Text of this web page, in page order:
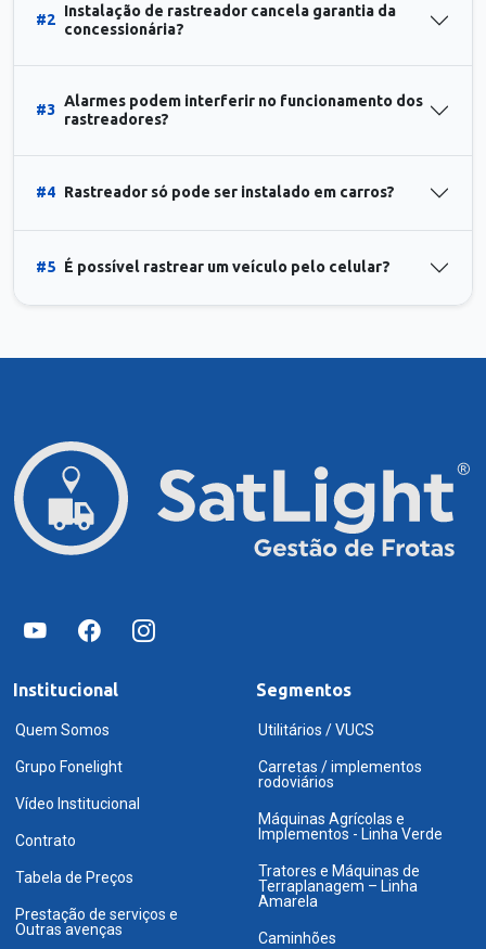
#2
Instalação de rastreador cancela garantia da
concessionária?
#3
Alarmes podem interferir no funcionamento dos
rastreadores?
#4 Rastreador só pode ser instalado em carros?
#5 É possível rastrear um veículo pelo celular?
Institucional
Quem Somos
Grupo Fonelight
Vídeo Institucional
Contrato
Tabela de Preços
Prestação de serviços e
Outras avenças
Segmentos
Utilitários / VUCS
Carretas / implementos
rodoviários
Máquinas Agrícolas e
Implementos - Linha Verde
Tratores e Máquinas de
Terraplanagem – Linha
Amarela
Caminhões